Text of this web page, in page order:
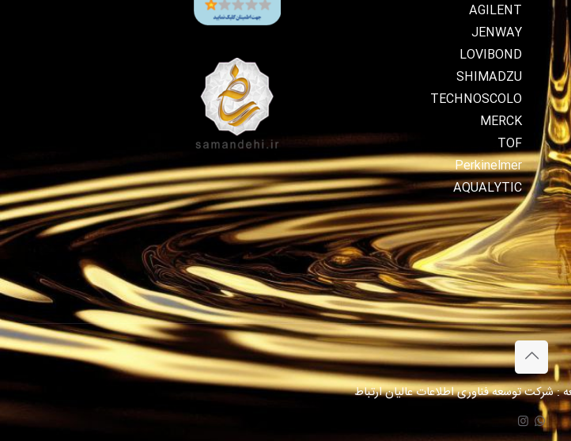
AGILENT
JENWAY
LOVIBOND
SHIMADZU
TECHNOSCOLO
MERCK
TOF
Perkinelmer
AQUALYTIC